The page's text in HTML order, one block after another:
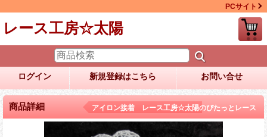
PCサイト
レース工房☆太陽
ログイン 新規登録はこちら お問い合せ
商品詳細 アイロン接着 レース工房☆太陽のぴたっとレース